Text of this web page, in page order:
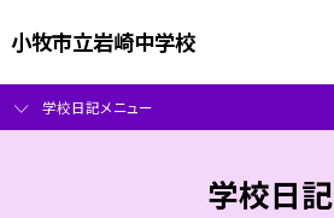
小牧市立岩崎中学校
学校日記メニュー
学校日記